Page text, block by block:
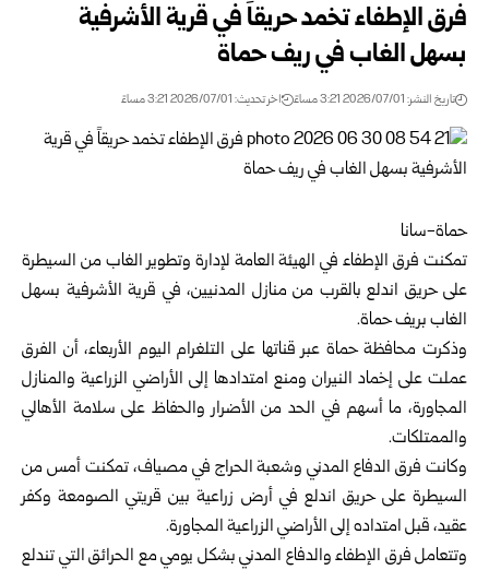
فرق الإطفاء تخمد حريقاً في قرية الأشرفية
بسهل الغاب في ريف حماة
تاريخ النشر: 2026/07/01 3:21 مساءً اخر تحديث: 2026/07/01 3:21 مساءً
حماة-سانا
تمكنت فرق الإطفاء في الهيئة العامة لإدارة وتطوير الغاب من السيطرة
على حريق اندلع بالقرب من منازل المدنيين، في قرية الأشرفية بسهل
الغاب بريف حماة.
وذكرت محافظةحماة عبر قناتها على التلغرام اليوم الأربعاء، أن الفرق
عملت على إخماد النيران ومنع امتدادها إلى الأراضي الزراعية والمنازل
المجاورة، ما أسهم في الحد من الأضرار والحفاظ على سلامة الأهالي
والممتلكات.
وكانت فرق الدفاع المدني وشعبة الحراج في مصياف، تمكنت أمس من
السيطرة على حريق اندلع في أرض زراعية بين قريتي الصومعة وكفر
عقيد، قبل امتداده إلى الأراضي الزراعية المجاورة.
وتتعامل فرق الإطفاء والدفاع المدني بشكل يومي مع الحرائق التي تندلع